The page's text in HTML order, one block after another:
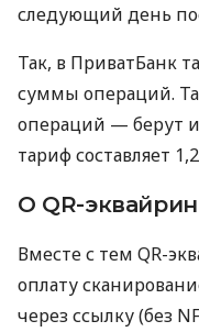
следующий день
Так, в ПриватБанк
суммы операций.
операций — берут и
тариф составляет
О QR-
Вместе с тем QR-
оплату
через ссылку (без